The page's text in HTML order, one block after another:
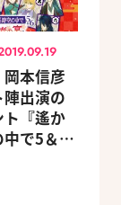
本信彦
出演の
『遙か
中で5＆6